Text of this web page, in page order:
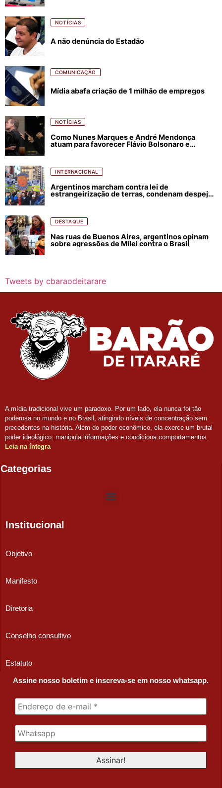
NOTÍCIAS
A não denúncia do Estadão
COMUNICAÇÃO
Mídia abafa criação de 1 milhão de empregos
NOTÍCIAS
Como Nunes Marques e André Mendonça
atuam para favorecer Flávio Bolsonaro e
INTERNACIONAL
Argentinos marcham contra lei de
estrangeirização de terras, condenam despejos
DESTAQUE
Nas ruas de Buenos Aires, argentinos opinam
sobre agressões de Milei contra o Brasil
Tweets by cbaraodeitarare
A mídia tradicional vive um paradoxo. Por um lado, ela nunca foi tão
poderosa no mundo e no Brasil, atingindo níveis de concentração sem
precedentes na história. Além do poder econômico, ela exerce um brutal
poder ideológico: manipula informações e condiciona comportamentos.
Leia na íntegra
Categorias
Institucional
Objetivo
Manifesto
Diretoria
Conselho consultivo
Estatuto
Assine nosso boletim e inscreva-se em nosso whatsapp.